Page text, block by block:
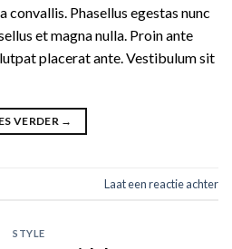
Phasellus egestas nunc
et magna nulla. Proin ante
placerat ante. Vestibulum sit
VERDER →
Laat een reactie achter
STYLE